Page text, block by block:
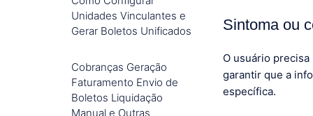
Unidades Vinculantes e
Gerar Boletos Unificados
Cobranças Geração
Faturamento Envio de
Boletos Liquidação
Manual e Outras
Sintoma ou
O usuário
garantir que a
específica.